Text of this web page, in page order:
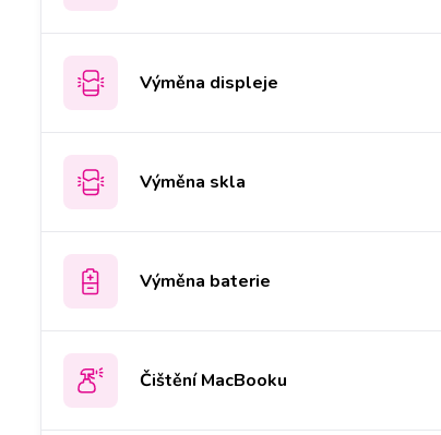
Výměna displeje
Výměna skla
Výměna baterie
Čištění MacBooku